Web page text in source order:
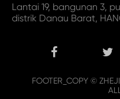
Lantai 19, bangunan 3,
distrik Danau Barat,
FOOTER_COPY ©